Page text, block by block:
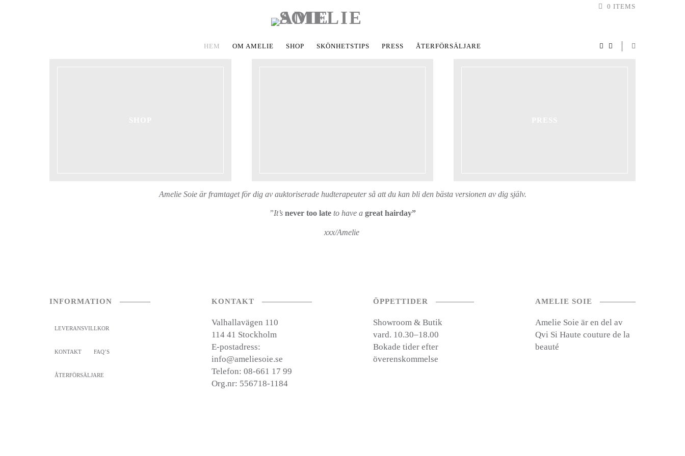
0 ITEMS
HEM OM AMELIE SHOP SKÖNHETSTIPS PRESS ÅTERFÖRSÄLJARE
Amelie Soie är framtaget för dig av auktoriserade hudterapeuter så att du kan bli den bästa versionen av dig själv.
”It’s never too late to have a great hairday”
xxx/Amelie
INFORMATION
LEVERANSVILLKOR
KONTAKT FAQ’S
ÅTERFÖRSÄLJARE
KONTAKT
Valhallavägen 110
114 41 Stockholm
E-postadress:
info@ameliesoie.se
Telefon: 08-661 17 99
Org.nr: 556718-1184
ÖPPETTIDER
Showroom & Butik
vard. 10.30–18.00
Bokade tider efter
överenskommelse
AMELIE SOIE
Amelie Soie är en del av
Qvi Si Haute couture de la
beauté